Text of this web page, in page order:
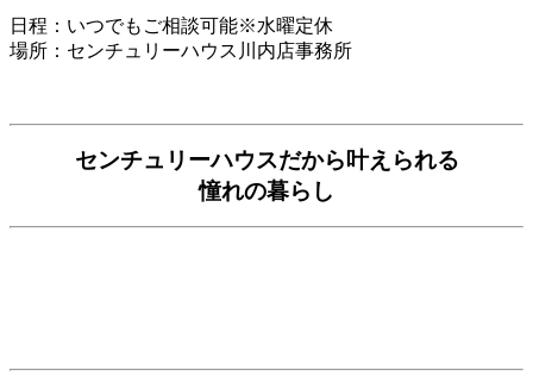
日程：いつでもご相談可能※水曜定休
場所：センチュリーハウス川内店事務所
センチュリーハウスだから叶えられる
憧れの暮らし